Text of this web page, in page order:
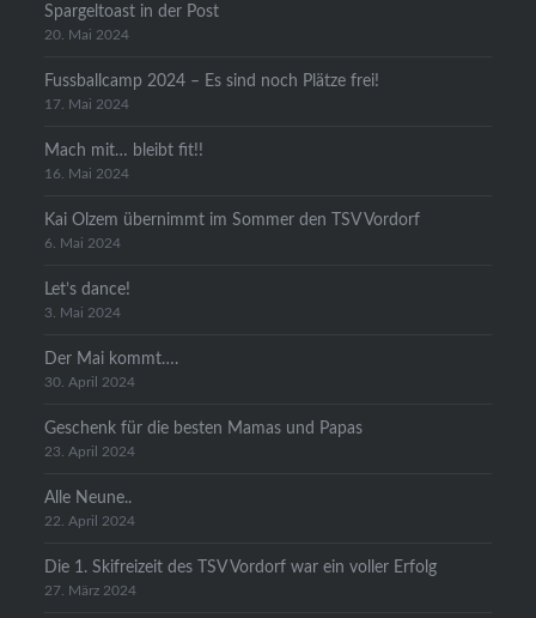
Spargeltoast in der Post
20. Mai 2024
Fussballcamp 2024 – Es sind noch Plätze frei!
17. Mai 2024
Mach mit… bleibt fit!!
16. Mai 2024
Kai Olzem übernimmt im Sommer den TSV Vordorf
6. Mai 2024
Let’s dance!
3. Mai 2024
Der Mai kommt….
30. April 2024
Geschenk für die besten Mamas und Papas
23. April 2024
Alle Neune..
22. April 2024
Die 1. Skifreizeit des TSV Vordorf war ein voller Erfolg
27. März 2024